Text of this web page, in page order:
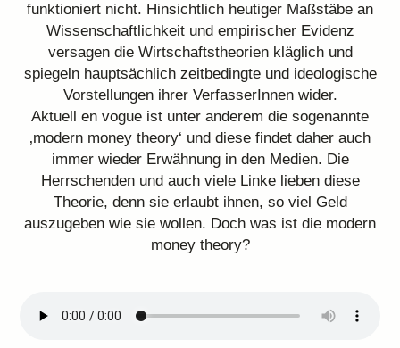
funktioniert nicht. Hinsichtlich heutiger Maßstäbe an
Wissenschaftlichkeit und empirischer Evidenz
versagen die Wirtschaftstheorien kläglich und
spiegeln hauptsächlich zeitbedingte und ideologische
Vorstellungen ihrer VerfasserInnen wider.
Aktuell en vogue ist unter anderem die sogenannte
‚modern money theory‘ und diese findet daher auch
immer wieder Erwähnung in den Medien. Die
Herrschenden und auch viele Linke lieben diese
Theorie, denn sie erlaubt ihnen, so viel Geld
auszugeben wie sie wollen. Doch was ist die modern
money theory?